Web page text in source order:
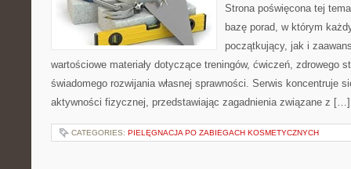
Strona poświęcona tej
bazę porad, w którym
początkujący, jak i
wartościowe materiały dotyczące treningów, ćwiczeń, zdrowego
świadomego rozwijania własnej sprawności. Serwis koncentruje
aktywności fizycznej, przedstawiając zagadnienia związane z […]
CATEGORIES: PIELĘGNACJA PO ZABIEGACH KOSMETYCZNYCH